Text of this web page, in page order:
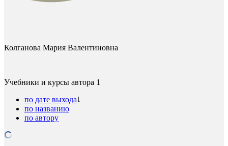
Колганова Мария Валентиновна
Учебники и курсы автора 1
по дате выхода
по названию
по автору